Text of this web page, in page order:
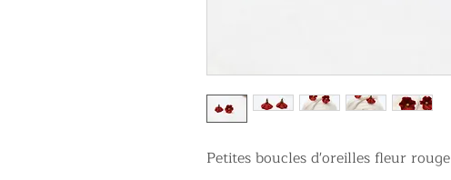
Petites boucles d'oreilles fleur rouge